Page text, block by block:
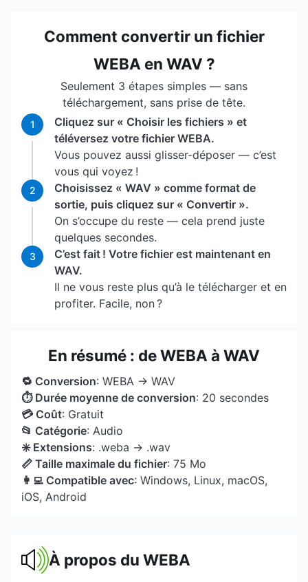
Comment convertir un fichier
WEBA en WAV ?
Seulement 3 étapes simples — sans
téléchargement, sans prise de tête.
1
Cliquez sur « Choisir les fichiers » et
téléversez votre fichier WEBA.
Vous pouvez aussi glisser-déposer — c’est
vous qui voyez !
2
Choisissez « WAV » comme format de
sortie, puis cliquez sur « Convertir ».
On s’occupe du reste — cela prend juste
quelques secondes.
3
C’est fait ! Votre fichier est maintenant en
WAV.
Il ne vous reste plus qu’à le télécharger et en
profiter. Facile, non ?
En résumé : de WEBA à WAV
🔁 Conversion: WEBA → WAV
⏱ Durée moyenne de conversion: 20 secondes
💳 Coût: Gratuit
📂 Catégorie: Audio
✳️ Extensions: .weba → .wav
📏 Taille maximale du fichier: 75 Mo
👩‍💻 Compatible avec: Windows, Linux, macOS,
iOS, Android
À propos du WEBA